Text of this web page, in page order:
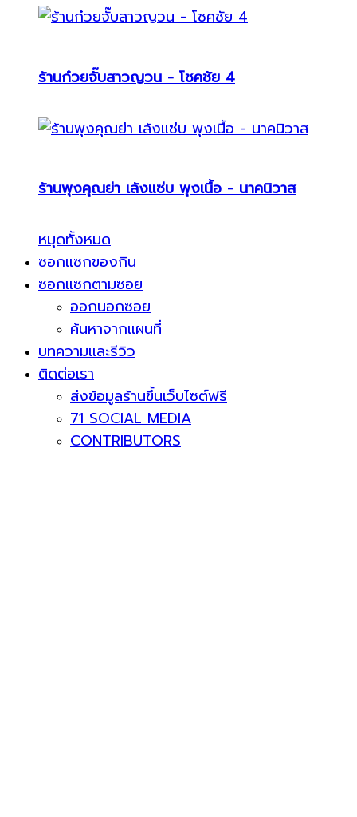
ร้านก๋วยจั๊บสาวญวน - โชคชัย 4
ร้านพุงคุณย่า เล้งแซ่บ พุงเนื้อ - นาคนิวาส
หมุดทั้งหมด
ซอกแซกของกิน
ซอกแซกตามซอย
ออกนอกซอย
ค้นหาจากแผนที่
บทความและรีวิว
ติดต่อเรา
ส่งข้อมูลร้านขึ้นเว็บไซต์ฟรี
71 SOCIAL MEDIA
CONTRIBUTORS